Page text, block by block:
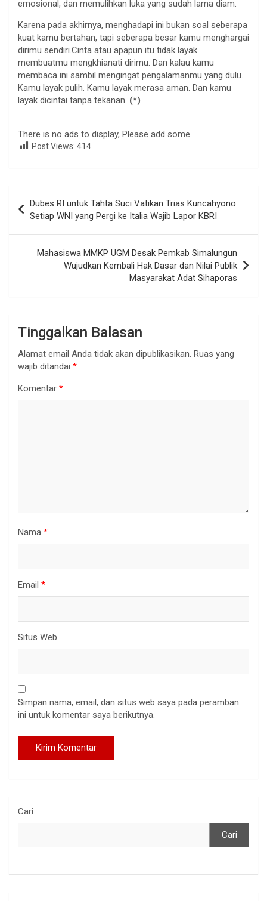
emosional, dan memulihkan luka yang sudah lama diam.
Karena pada akhirnya, menghadapi ini bukan soal seberapa
kuat kamu bertahan, tapi seberapa besar kamu menghargai
dirimu sendiri.Cinta atau apapun itu tidak layak
membuatmu mengkhianati dirimu. Dan kalau kamu
membaca ini sambil mengingat pengalamanmu yang dulu.
Kamu layak pulih. Kamu layak merasa aman. Dan kamu
layak dicintai tanpa tekanan. (*)
There is no ads to display, Please add some
Post Views: 414
pos
Dubes RI untuk Tahta Suci Vatikan Trias Kuncahyono:
Setiap WNI yang Pergi ke Italia Wajib Lapor KBRI
Mahasiswa MMKP UGM Desak Pemkab Simalungun
Wujudkan Kembali Hak Dasar dan Nilai Publik
Masyarakat Adat Sihaporas
Tinggalkan Balasan
Alamat email Anda tidak akan dipublikasikan. Ruas yang
wajib ditandai *
Komentar *
Nama *
Email *
Situs Web
Simpan nama, email, dan situs web saya pada peramban
ini untuk komentar saya berikutnya.
Cari
Cari